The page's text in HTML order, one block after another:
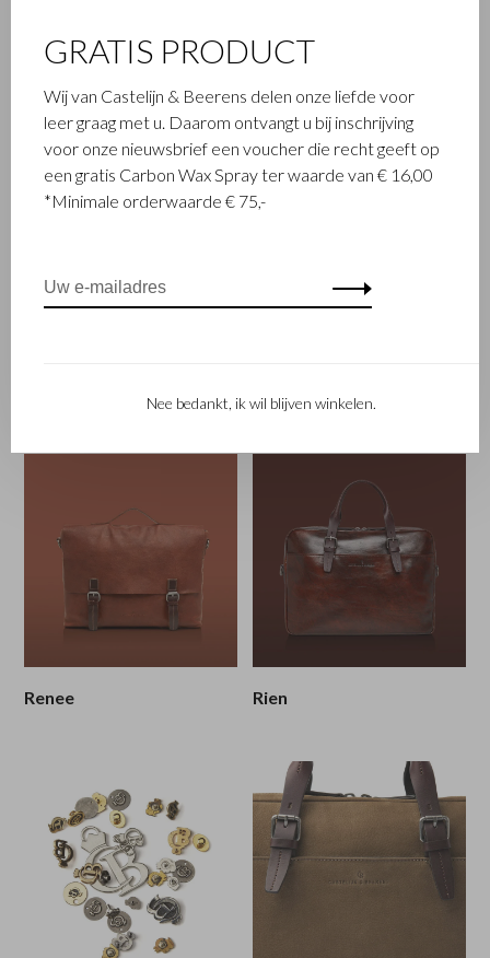
GRATIS PRODUCT
Wij van Castelijn & Beerens delen onze liefde voor
leer graag met u. Daarom ontvangt u bij inschrijving
voor onze nieuwsbrief een voucher die recht geeft op
een gratis Carbon Wax Spray ter waarde van € 16,00
*Minimale orderwaarde € 75,-
Nee bedankt, ik wil blijven winkelen.